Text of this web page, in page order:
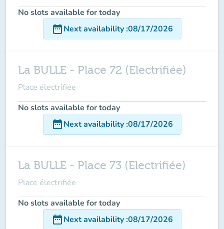
No slots available for today
date_rangeNext availability:08/17/2026
La BULLE - Place 72 (Electrifiée)
Place électrifiée
No slots available for today
date_rangeNext availability:08/17/2026
La BULLE - Place 73 (Electrifiée)
Place électrifiée
No slots available for today
date_rangeNext availability:08/17/2026